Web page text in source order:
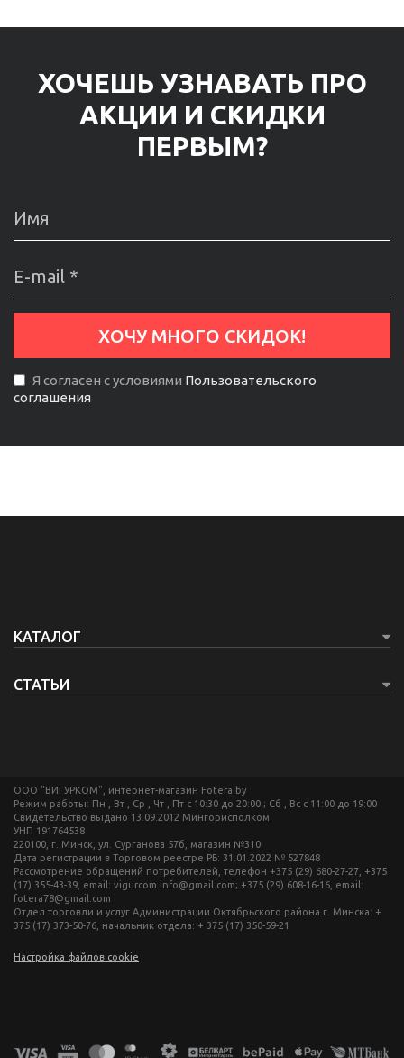
ХОЧЕШЬ УЗНАВАТЬ ПРО
АКЦИИ И СКИДКИ
ПЕРВЫМ?
Я согласен с условиями Пользовательского
соглашения
КАТАЛОГ
СТАТЬИ
ООО "ВИГУРКОМ", интернет-магазин Fotera.by
Режим работы: Пн , Вт , Ср , Чт , Пт c 10:30 до 20:00 ; Сб , Вс c 11:00 до 19:00
Свидетельство выдано 13.09.2012 Мингорисполком
УНП 191764538
220100, г. Минск, ул. Сурганова 57б, магазин №310
Дата регистрации в Торговом реестре РБ: 31.01.2022 № 527848
Рассмотрение обращений потребителей, телефон +375 (29) 680-27-27, +375
(17) 355-43-39, email: vigurcom.info@gmail.com; +375 (29) 608-16-16, email:
fotera78@gmail.com
Отдел торговли и услуг Администрации Октябрьского района г. Минска: +
375 (17) 373-50-76, начальник отдела: + 375 (17) 350-59-21
Настройка файлов cookie